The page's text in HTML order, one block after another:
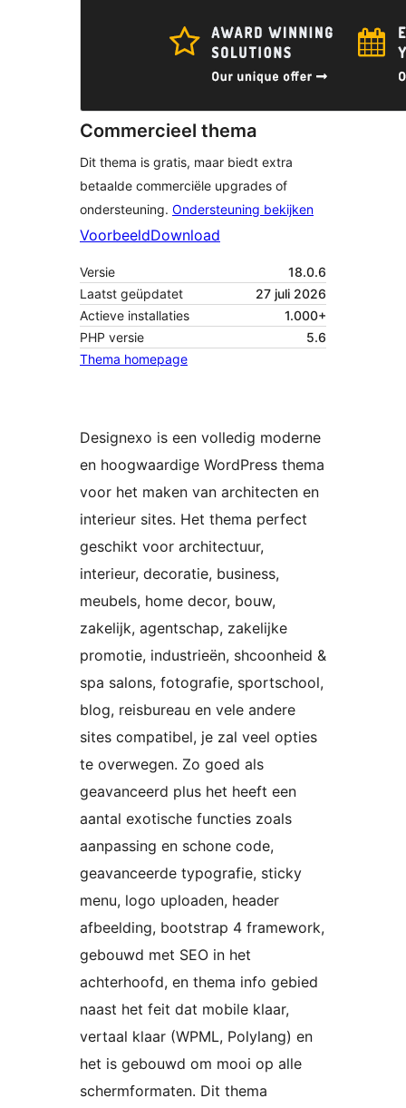
Commercieel thema
Dit thema is gratis, maar biedt extra
betaalde commerciële upgrades of
ondersteuning. Ondersteuning bekijken
VoorbeeldDownload
Versie
18.0.6
Laatst geüpdatet
27 juli 2026
Actieve installaties
1.000+
PHP versie
5.6
Thema homepage
Designexo is een volledig moderne
en hoogwaardige WordPress thema
voor het maken van architecten en
interieur sites. Het thema perfect
geschikt voor architectuur,
interieur, decoratie, business,
meubels, home decor, bouw,
zakelijk, agentschap, zakelijke
promotie, industrieën, shcoonheid &
spa salons, fotografie, sportschool,
blog, reisbureau en vele andere
sites compatibel, je zal veel opties
te overwegen. Zo goed als
geavanceerd plus het heeft een
aantal exotische functies zoals
aanpassing en schone code,
geavanceerde typografie, sticky
menu, logo uploaden, header
afbeelding, bootstrap 4 framework,
gebouwd met SEO in het
achterhoofd, en thema info gebied
naast het feit dat mobile klaar,
vertaal klaar (WPML, Polylang) en
het is gebouwd om mooi op alle
schermformaten. Dit thema